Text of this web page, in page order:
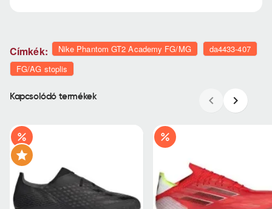
Címkék: Nike Phantom GT2 Academy FG/MG
da4433-407
FG/AG stoplis
Kapcsolódó termékek